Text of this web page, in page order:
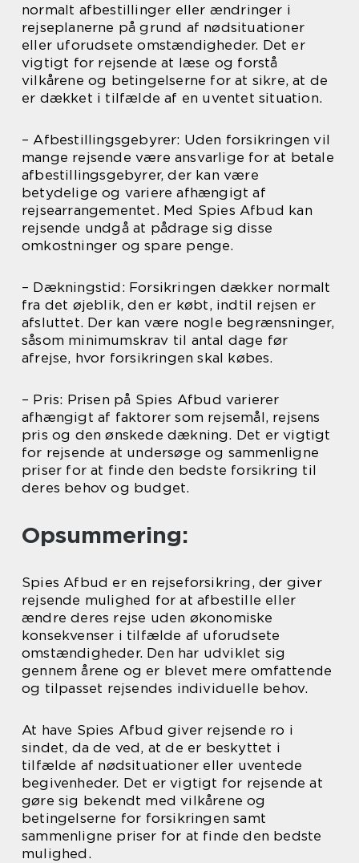
normalt afbestillinger eller ændringer i
rejseplanerne på grund af nødsituationer
eller uforudsete omstændigheder. Det er
vigtigt for rejsende at læse og forstå
vilkårene og betingelserne for at sikre, at de
er dækket i tilfælde af en uventet situation.
– Afbestillingsgebyrer: Uden forsikringen vil
mange rejsende være ansvarlige for at betale
afbestillingsgebyrer, der kan være
betydelige og variere afhængigt af
rejsearrangementet. Med Spies Afbud kan
rejsende undgå at pådrage sig disse
omkostninger og spare penge.
– Dækningstid: Forsikringen dækker normalt
fra det øjeblik, den er købt, indtil rejsen er
afsluttet. Der kan være nogle begrænsninger,
såsom minimumskrav til antal dage før
afrejse, hvor forsikringen skal købes.
– Pris: Prisen på Spies Afbud varierer
afhængigt af faktorer som rejsemål, rejsens
pris og den ønskede dækning. Det er vigtigt
for rejsende at undersøge og sammenligne
priser for at finde den bedste forsikring til
deres behov og budget.
Opsummering:
Spies Afbud er en rejseforsikring, der giver
rejsende mulighed for at afbestille eller
ændre deres rejse uden økonomiske
konsekvenser i tilfælde af uforudsete
omstændigheder. Den har udviklet sig
gennem årene og er blevet mere omfattende
og tilpasset rejsendes individuelle behov.
At have Spies Afbud giver rejsende ro i
sindet, da de ved, at de er beskyttet i
tilfælde af nødsituationer eller uventede
begivenheder. Det er vigtigt for rejsende at
gøre sig bekendt med vilkårene og
betingelserne for forsikringen samt
sammenligne priser for at finde den bedste
mulighed.